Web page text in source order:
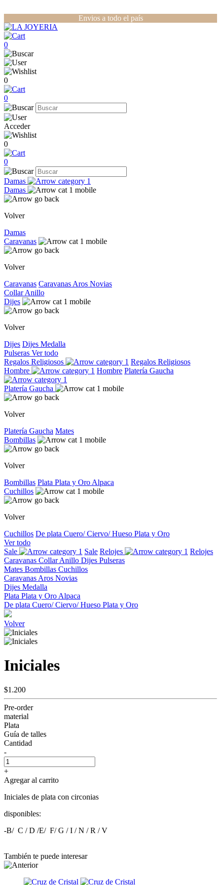
Envios a todo el país
0
0
0
Acceder
0
0
Damas
Damas
Volver
Damas
Caravanas
Volver
Caravanas Caravanas Aros Novias
CollarAnillo
Dijes
Volver
Dijes Dijes Medalla
Pulseras Ver todo
Regalos Religiosos
Regalos Religiosos
Hombre
Hombre Platería Gaucha
Platería Gaucha
Volver
Platería Gaucha Mates
Bombillas
Volver
Bombillas Plata Plata y Oro Alpaca
Cuchillos
Volver
Cuchillos De plata Cuero/ Ciervo/ Hueso Plata y Oro
Ver todo
Sale
Sale Relojes
Relojes
Caravanas CollarAnillo Dijes Pulseras
Mates Bombillas Cuchillos
Caravanas Aros Novias
Dijes Medalla
Plata Plata y Oro Alpaca
De plata Cuero/ Ciervo/ Hueso Plata y Oro
Volver
Iniciales
$1.200
Pre-order
material
Plata
Guía de talles
Cantidad
-
+
Agregar al carrito
Iniciales de plata con circonias
disponibles:
-B/ C / D /E/ F/ G / I / N / R / V
También te puede interesar